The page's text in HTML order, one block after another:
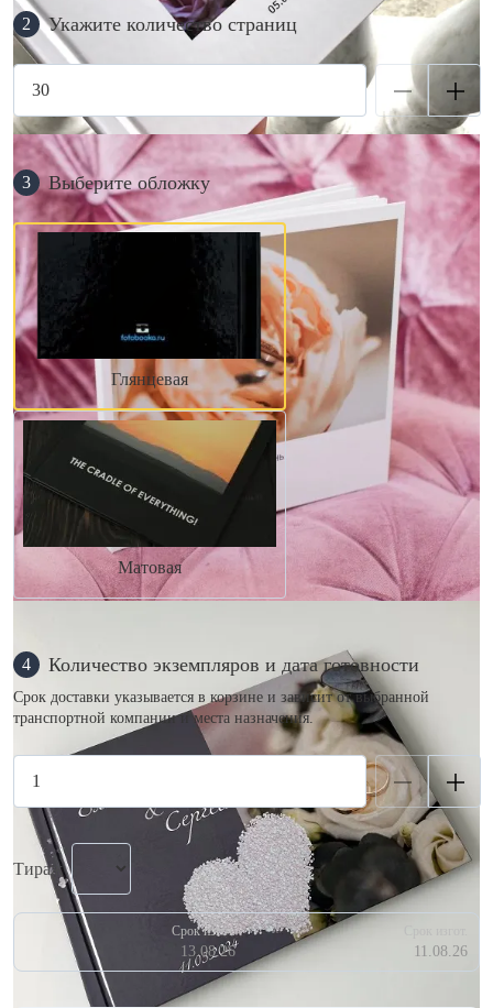
2 Укажите количество страниц
3 Выберите обложку
Глянцевая
Матовая
4 Количество экземпляров и дата готовности
Срок доставки указывается в корзине и зависит от выбранной
транспортной компании и места назначения.
Тираж
Срок изгот.
13.08.26 11.08.26